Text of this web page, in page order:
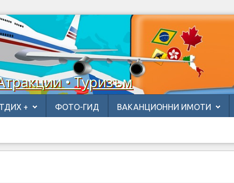
• Туризъм
+ ФОТО-ГИД ВАКАНЦИОННИ ИМОТИ